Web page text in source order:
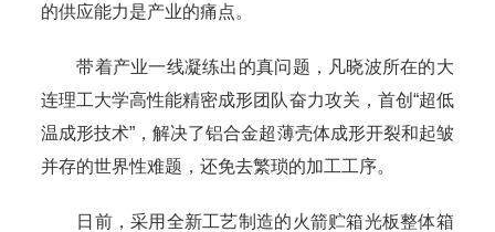
的供应能力是产业的痛点。
带着产业一线凝练出的真问题，凡晓波所在的大
连理工大学高性能精密成形团队奋力攻关，首创“超低
温成形技术”，解决了铝合金超薄壳体成形开裂和起皱
并存的世界性难题，还免去繁琐的加工工序。
日前，采用全新工艺制造的火箭贮箱光板整体箱